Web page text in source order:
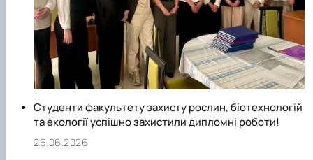
Студенти факультету захисту рослин, біотехнологій
та екології успішно захистили дипломні роботи!
26.06.2026